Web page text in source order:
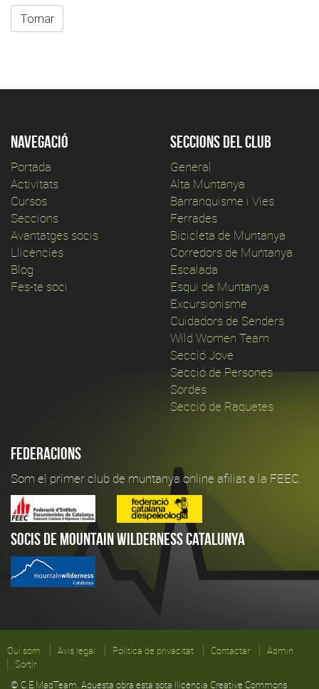
Tornar
Navegació
Portada
Activitats
Cursos
Seccions
Avantatges socis
Llicències
Blog
Fes-te soci
Seccions del club
General
Alta Muntanya
Barranquisme i Vies
Ferrades
Bicicleta de Muntanya
Corredors de Muntanya
Escalada
Esqui de Muntanya
Excursionisme
Cuidadors de Senders
Wild Women Team
Secció Jove
Secció de Persones
Sordes
Secció de Raquetes
Federacions
Som el primer club de muntanya online afiliat a la FEEC.
Socis de Mountain Wilderness Catalunya
Qui som Avís legal Política de privacitat Contactar
Admin
Sortir
© C.E.MadTeam. Aquesta obra està sota llicència Creative Commons